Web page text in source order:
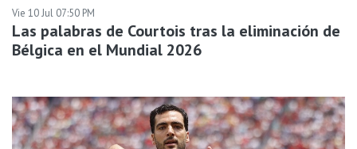
Vie 10 Jul 07:50 PM
Las palabras de Courtois tras la eliminación de
Bélgica en el Mundial 2026